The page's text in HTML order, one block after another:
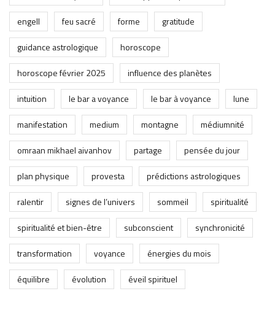
engell
feu sacré forme
gratitude
guidance astrologique
horoscope
horoscope février 2025
influence des planètes
intuition
le bar a voyance le bar à voyance
lune
manifestation
medium montagne
médiumnité
omraan mikhael aivanhov
partage
pensée du jour
plan physique
provesta
prédictions astrologiques
ralentir
signes de l’univers sommeil
spiritualité
spiritualité et bien-être
subconscient
synchronicité
transformation
voyance
énergies du mois
équilibre
évolution éveil spirituel